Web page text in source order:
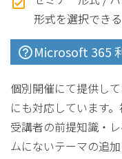
形式を選択できる
Microsoft 365
個別開催にて提供し
にも対応しています
受講者の前提知識・
ムにないテーマの追